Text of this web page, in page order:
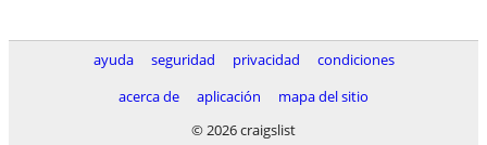
ayuda seguridad privacidad
condiciones
acerca de
aplicación
mapa del sitio
© 2026 craigslist